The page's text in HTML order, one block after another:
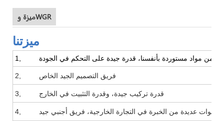
ميزة وWGR
4, سنوات عديدة من الخبرة في التجارة الخارجية، فريق أجنبي جيد